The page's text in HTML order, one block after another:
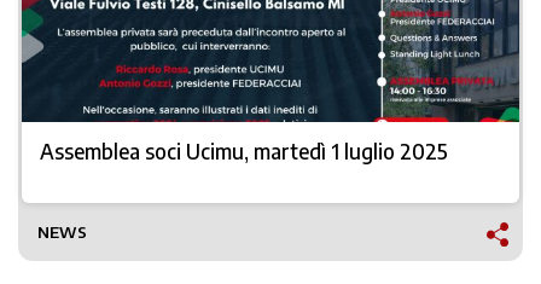
Assemblea soci Ucimu, martedì 1 luglio 2025
NEWS